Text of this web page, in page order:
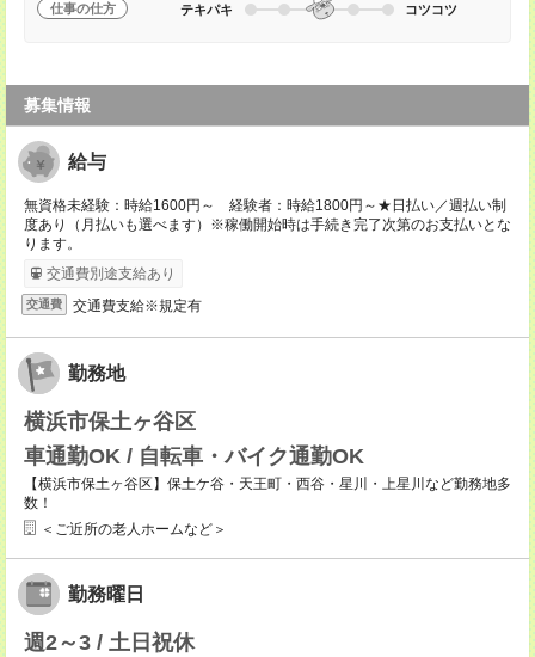
仕事の仕方 テキパキ コツコツ
募集情報
給与
無資格未経験：時給1600円～ 経験者：時給1800円～★日払い／週払い制
度あり（月払いも選べます）※稼働開始時は手続き完了次第のお支払いとな
ります。
交通費別途支給あり
交通費 交通費支給※規定有
勤務地
横浜市保土ヶ谷区
車通勤OK / 自転車・バイク通勤OK
【横浜市保土ヶ谷区】保土ケ谷・天王町・西谷・星川・上星川など勤務地多
数！
＜ご近所の老人ホームなど＞
勤務曜日
週2～3 / 土日祝休